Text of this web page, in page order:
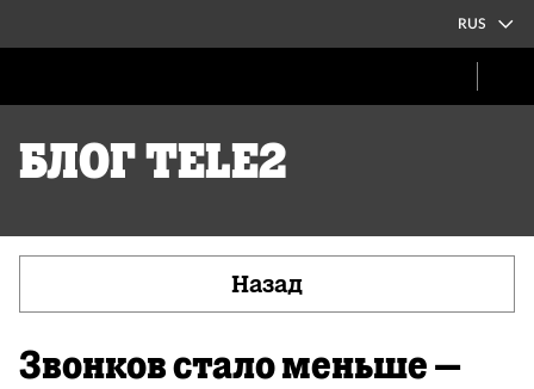
RUS
Блог Tele2
Назад
Звонков стало меньше –